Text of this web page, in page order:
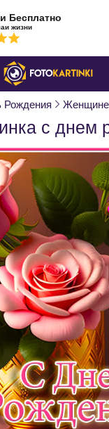
Рождения Женщине
с днем
Бесплатно
жизни